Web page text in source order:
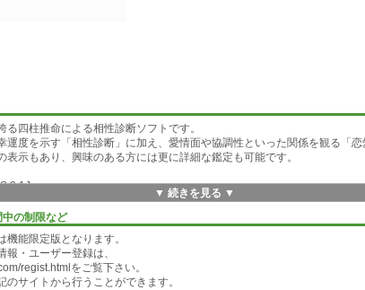
四柱推命による相性診断ソフトです。
度を示す「相性診断」に加え、愛情面や協調性といった関係を観る「恋
示もあり、興味のある方には更に詳細な鑑定も可能です。
3.1J
▼ 続きを見る ▼
の制限など
機能限定版となります。
報・ユーザー登録は、
regist.htmlをご覧下さい。
のサイトから行うことができます。